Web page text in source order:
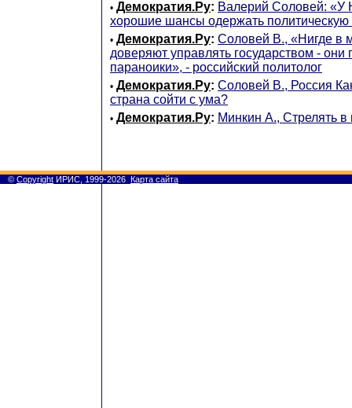
• Демократия.Ру: Валерий Соловей: «У
хорошие шансы одержать политическую
• Демократия.Ру: Соловей В., «Нигде в
доверяют управлять государством -
параноики», - российский политолог
• Демократия.Ру: Соловей В., Россия
страна сойти с ума?
• Демократия.Ру: Минкин А., Стрелять в
© Copyright ИРИС, 1999-2026 Карта сайта